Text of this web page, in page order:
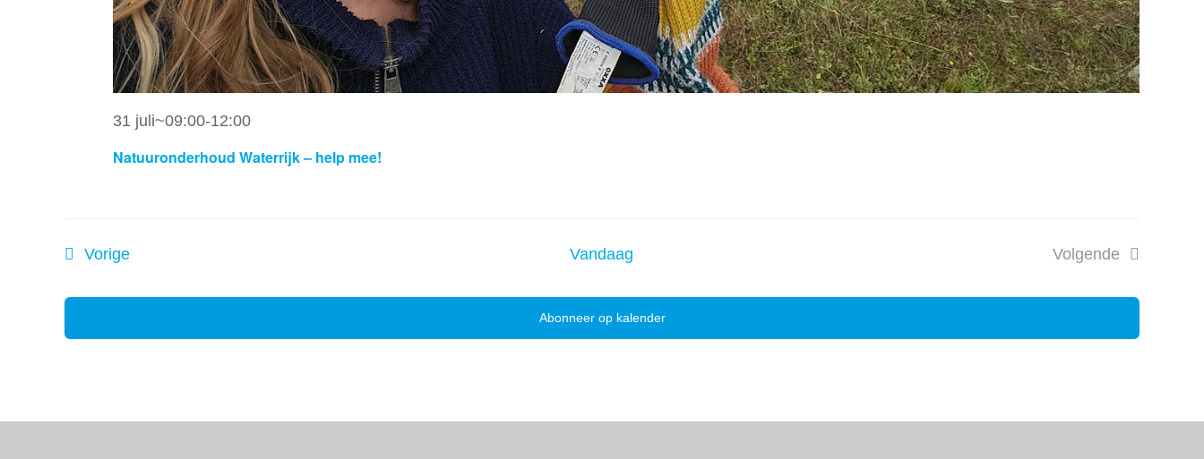
Natuuronderhoud Waterrijk – help mee!
31 juli~09:00-12:00
VorigeEvenementen Vandaag
Volgende
Abonneer op kalender